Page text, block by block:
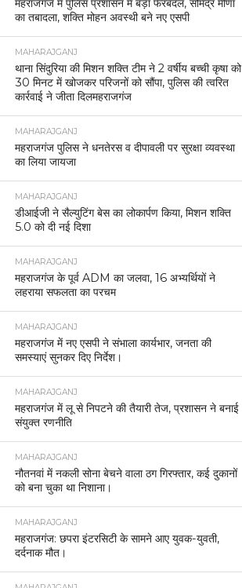
महराजगंज में पुलिस प्रशासन में बड़ा फेरबदल, सोमेंद्र मीणा
का तबादला, शक्ति मोहन अवस्थी बने नए एसपी
MAHARAJGANJ
थाना सिंदुरिया की मिशन शक्ति टीम ने 2 वर्षीय बच्ची कृषा को
30 मिनट में खोजकर परिजनों को सौंपा, पुलिस की त्वरित
कार्रवाई ने जीता दिलमहराजगंज
MAHARAJGANJ
महराजगंज पुलिस ने धनतेरस व दीपावली पर सुरक्षा व्यवस्था
का लिया जायजा
MAHARAJGANJ
डीआईजी ने सैल्युटिंग बेस का लोकार्पण किया, मिशन शक्ति
5.0 को दी नई दिशा
MAHARAJGANJ
महराजगंज के पूर्व ADM का जलवा, 16 अभ्यर्थियों ने
लहराया सफलता का परचम
MAHARAJGANJ
महराजगंज में नए एसपी ने संभाला कार्यभार, जनता की
समस्याएं सुनकर दिए निर्देश।
MAHARAJGANJ
महराजगंज में लू से निपटने की तैयारी तेज, प्रशासन ने बनाई
संयुक्त रणनीति
MAHARAJGANJ
नौतनवां में नकली सोना बेचने वाला ठग गिरफ्तार, कई दुकानों
को बना चुका था निशाना।
MAHARAJGANJ
महराजगंज: छपरा इंटरसिटी के सामने आए युवक-युवती,
दर्दनाक मौत।